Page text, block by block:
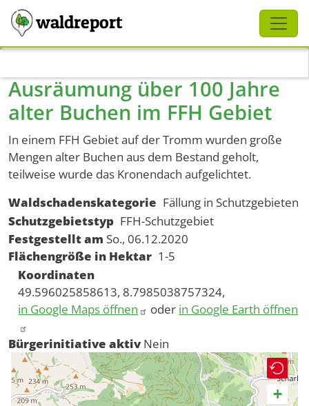
waldreport
Ausräumung über 100 Jahre
alter Buchen im FFH Gebiet
In einem FFH Gebiet auf der Tromm wurden große
Mengen alter Buchen aus dem Bestand geholt,
teilweise wurde das Kronendach aufgelichtet.
Waldschadenskategorie Fällung in Schutzgebieten
Schutzgebietstyp FFH-Schutzgebiet
Festgestellt am So., 06.12.2020
Flächengröße in Hektar 1-5
Koordinaten
49.596025858613, 8.7985038757324,
in Google Maps öffnen
oder in Google Earth öffnen
Bürgerinitiative aktiv Nein
+
Schliessen